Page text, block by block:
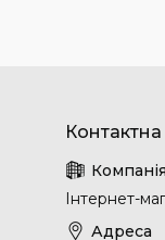
Інтернет-